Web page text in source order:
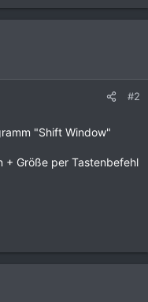
#2
"Shift Window"
+ Größe per Tastenbefehl